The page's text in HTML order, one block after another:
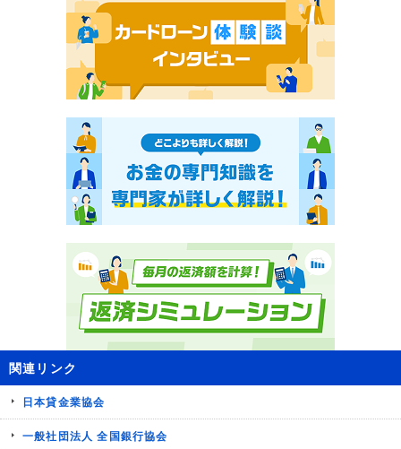
関連リンク
日本貸金業協会
一般社団法人 全国銀行協会